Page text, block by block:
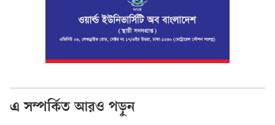
এ সম্পর্কিত আরও পড়ুন